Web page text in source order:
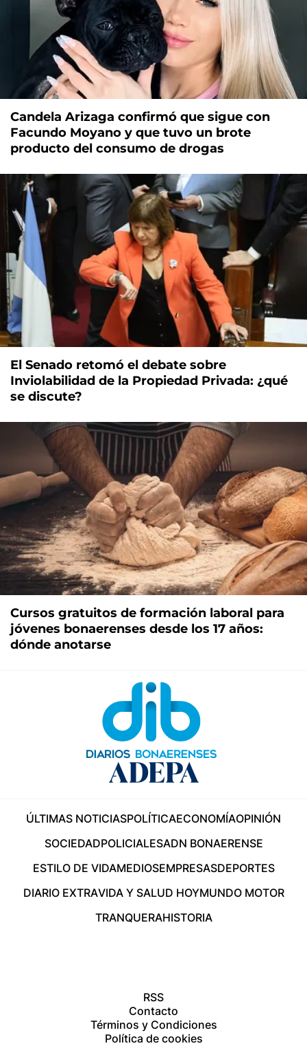
Candela Arizaga confirmó que sigue con
Facundo Moyano y que tuvo un brote
producto del consumo de drogas
El Senado retomó el debate sobre
Inviolabilidad de la Propiedad Privada: ¿qué
se discute?
Cursos gratuitos de formación laboral para
jóvenes bonaerenses desde los 17 años:
dónde anotarse
ÚLTIMAS NOTICIASPOLÍTICAECONOMÍAOPINIÓN
SOCIEDADPOLICIALESADN BONAERENSE
ESTILO DE VIDAMEDIOSEMPRESASDEPORTES
DIARIO EXTRAVIDA Y SALUD HOYMUNDO MOTOR
TRANQUERAHISTORIA
RSS
Contacto
Términos y Condiciones
Política de cookies